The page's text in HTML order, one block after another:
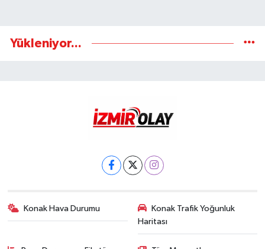
Yükleniyor...
Konak Hava Durumu
Konak Trafik Yoğunluk
Haritası